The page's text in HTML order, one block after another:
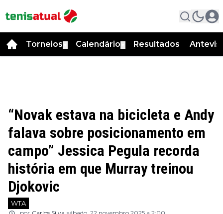
Torneios Calendário Resultados
“Novak estava na bicicleta e Andy
falava sobre posicionamento em
campo” Jessica Pegula recorda
história em que Murray treinou
Djokovic
WTA